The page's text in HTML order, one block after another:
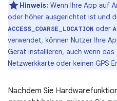
Hinweis: Wenn Ihre App auf
oder höher ausgerichtet ist und
ACCESS_COARSE_LOCATION oder
verwendet, können Nutzer Ihre
Gerät installieren, auch wenn das
Netzwerkkarte oder keinen GPS
Nachdem Sie